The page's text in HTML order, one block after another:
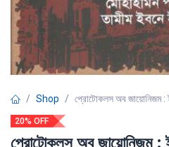
Shop প্রোটোকলস অব জায়োনিজম :
20% OFF